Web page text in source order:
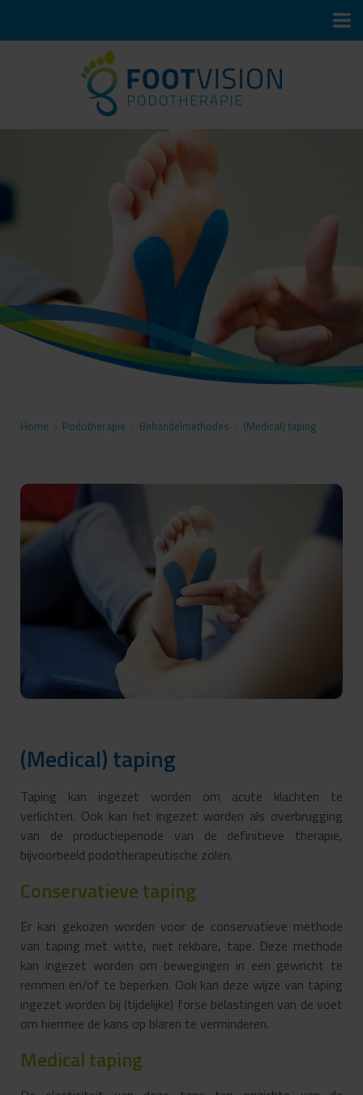
Home Podotherapie Behandelmethodes (Medical) taping
(Medical) taping
Taping kan ingezet worden om acute klachten te
verlichten. Ook kan het ingezet worden als overbrugging
van de productieperiode van de definitieve therapie,
bijvoorbeeld podotherapeutische zolen.
Conservatieve taping
Er kan gekozen worden voor de conservatieve methode
van taping met witte, niet rekbare, tape. Deze methode
kan ingezet worden om bewegingen in een gewricht te
remmen en/of te beperken. Ook kan deze wijze van taping
ingezet worden bij (tijdelijke) forse belastingen van de voet
om hiermee de kans op blaren te verminderen.
Medical taping